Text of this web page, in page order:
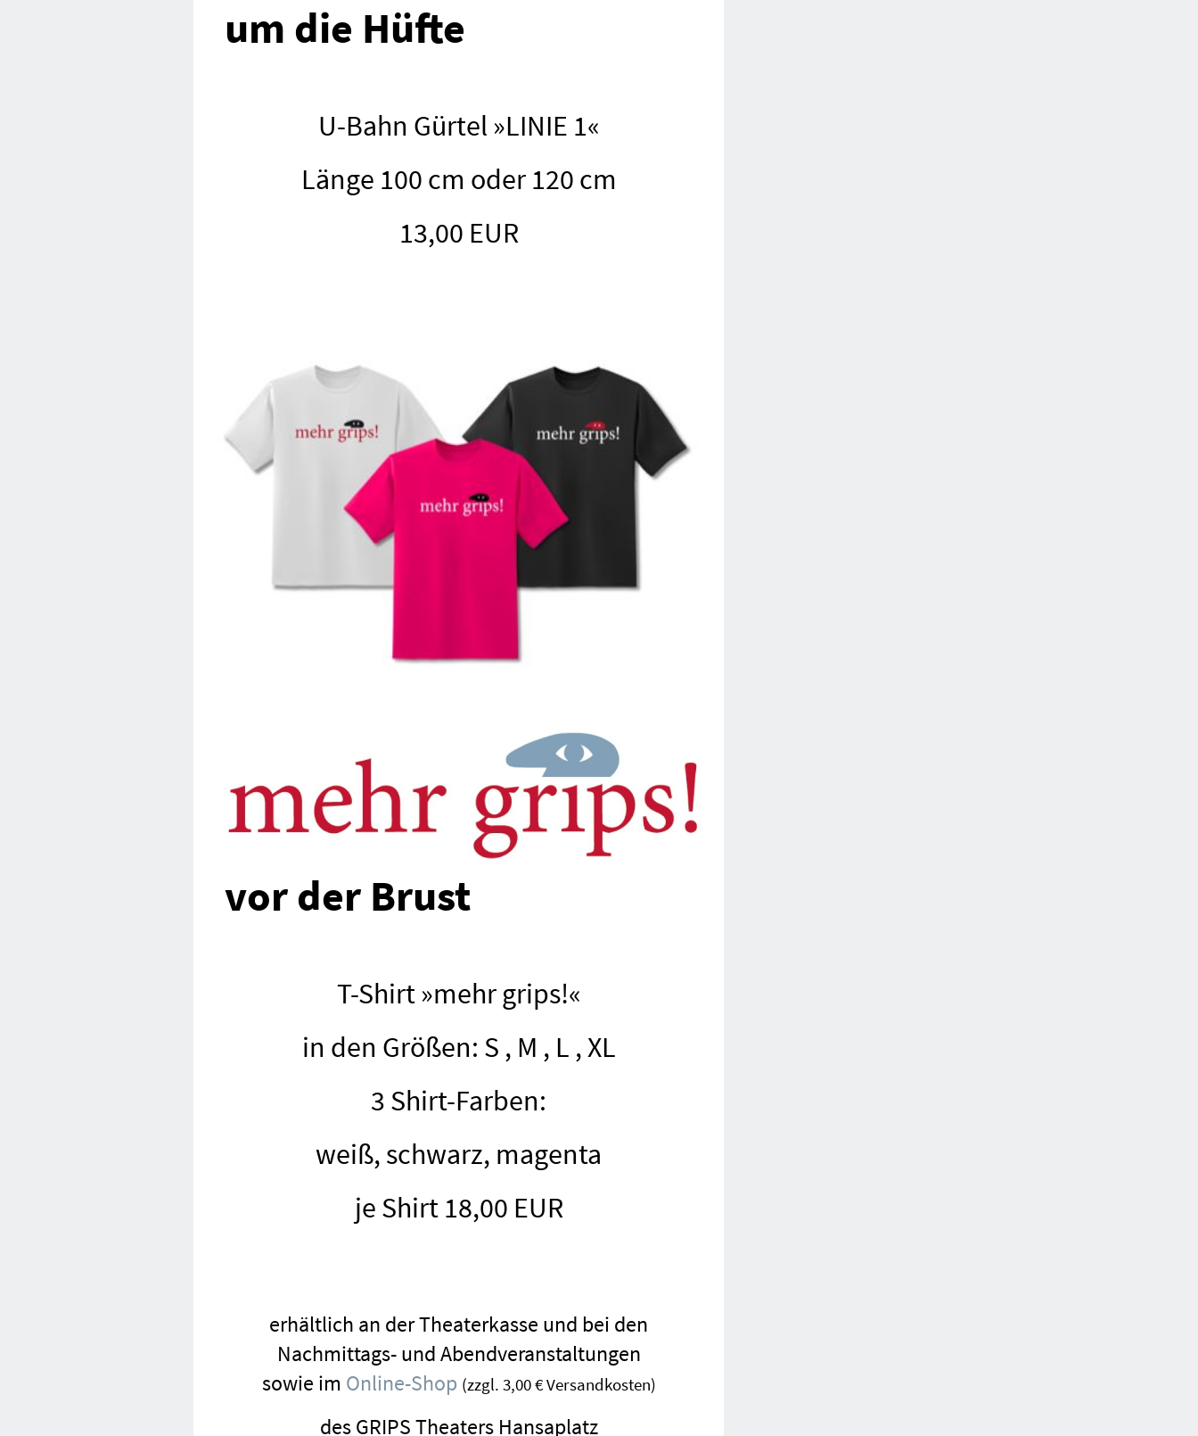
um die Hüfte
U-Bahn Gürtel »LINIE 1«
Länge 100 cm oder 120 cm
13,00 EUR
vor der Brust
T-Shirt »mehr grips!«
in den Größen: S , M , L , XL
3 Shirt-Farben:
weiß, schwarz, magenta
je Shirt 18,00 EUR
erhältlich an der Theaterkasse und bei den
Nachmittags- und Abendveranstaltungen
sowie im Online-Shop (zzgl. 3,00 € Versandkosten)
des GRIPS Theaters Hansaplatz